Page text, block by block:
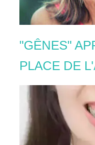
"GÊNES"
PLACE DE